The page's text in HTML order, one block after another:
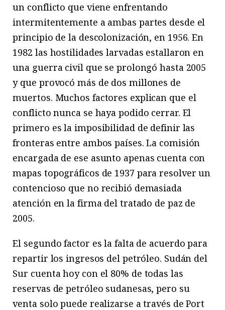
un conflicto que viene enfrentando
intermitentemente a ambas partes desde el
principio de la descolonización, en 1956. En
1982 las hostilidades larvadas estallaron en
una guerra civil que se prolongó hasta 2005
y que provocó más de dos millones de
muertos. Muchos factores explican que el
conflicto nunca se haya podido cerrar. El
primero es la imposibilidad de definir las
fronteras entre ambos países. La comisión
encargada de ese asunto apenas cuenta con
mapas topográficos de 1937 para resolver un
contencioso que no recibió demasiada
atención en la firma del tratado de paz de
2005.
El segundo factor es la falta de acuerdo para
repartir los ingresos del petróleo. Sudán del
Sur cuenta hoy con el 80% de todas las
reservas de petróleo sudanesas, pero su
venta solo puede realizarse a través de Port